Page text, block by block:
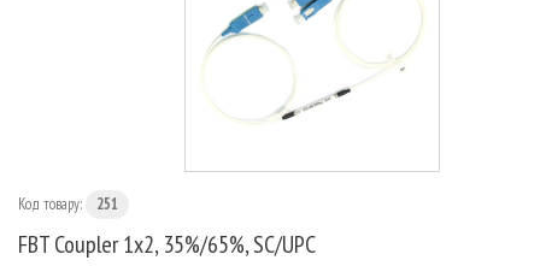
Код товару: 251
FBT Coupler 1x2, 35%/65%, SC/UPC